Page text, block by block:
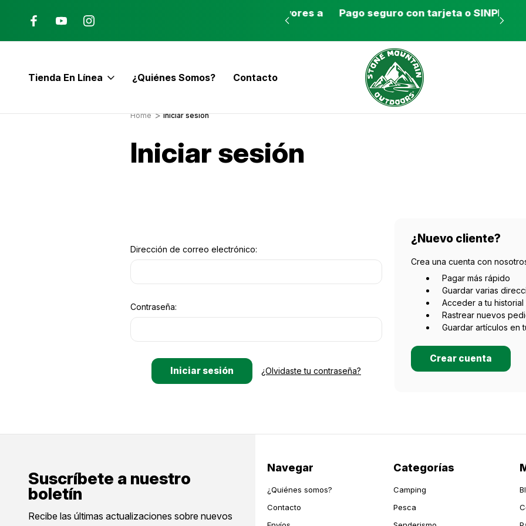
Costa Rica
ENVÍO GRATIS con pedidos mayores a
Pago seguro con tarjeta o SINPE móvil
Tienda En Línea ¿Quiénes Somos? Contacto
Envíos a todo el país con Correos de Costa
Home Iniciar sesión
Iniciar sesión
Dirección de correo electrónico:
Contraseña:
¿Olvidaste tu contraseña?
¿Nuevo cliente?
Crea una cuenta con
Pagar más rápido
Guardar varias
Acceder a tu
Rastrear nuevos
Guardar artículos en
Crear cuenta
Suscríbete a nuestro
boletín
Recibe las últimas actualizaciones sobre nuevos
Navegar
¿Quiénes somos?
Contacto
Categorías
Camping
Pesca